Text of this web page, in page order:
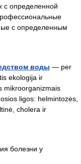
с определенной
с определенным
воды — per
ekologija ir
mikroorganizmais
ligos: helmintozės,
cholera ir
болезни у